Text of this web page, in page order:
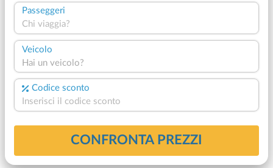
Passeggeri
Chi viaggia?
Veicolo
Hai un veicolo?
Codice sconto
CONFRONTA PREZZI